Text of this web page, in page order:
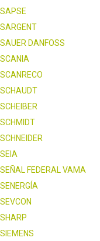
SAPSE
SARGENT
SAUER DANFOSS
SCANIA
SCANRECO
SCHAUDT
SCHEIBER
SCHMIDT
SCHNEIDER
SEIA
SEÑAL FEDERAL VAMA
SENERGÍA
SEVCON
SHARP
SIEMENS